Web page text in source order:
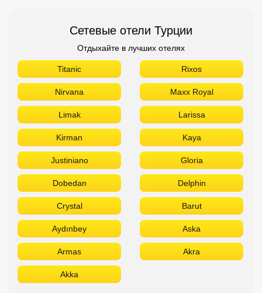
Сетевые отели Турции
Отдыхайте в лучших отелях
Titanic Rixos
Nirvana Maxx Royal
Limak Larissa
Kirman Kaya
Justiniano Gloria
Dobedan Delphin
Crystal Barut
Aydınbey Aska
Armas Akra
Akka